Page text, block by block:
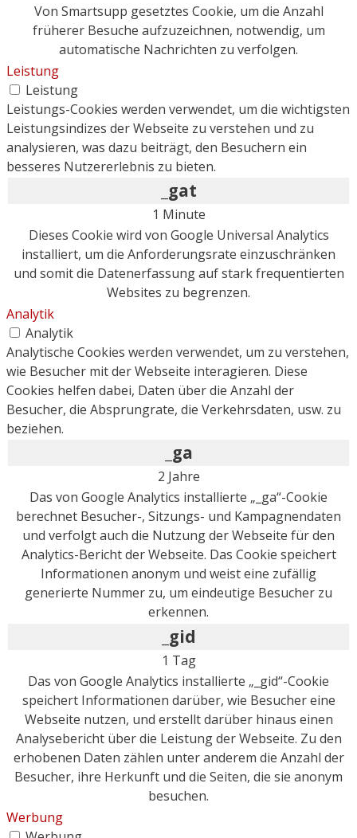
Von Smartsupp gesetztes Cookie, um die Anzahl
früherer Besuche aufzuzeichnen, notwendig, um
automatische Nachrichten zu verfolgen.
Leistung
Leistung
Leistungs-Cookies werden verwendet, um die wichtigsten
Leistungsindizes der Webseite zu verstehen und zu
analysieren, was dazu beiträgt, den Besuchern ein
besseres Nutzererlebnis zu bieten.
_gat
1 Minute
Dieses Cookie wird von Google Universal Analytics
installiert, um die Anforderungsrate einzuschränken
und somit die Datenerfassung auf stark frequentierten
Websites zu begrenzen.
Analytik
Analytik
Analytische Cookies werden verwendet, um zu verstehen,
wie Besucher mit der Webseite interagieren. Diese
Cookies helfen dabei, Daten über die Anzahl der
Besucher, die Absprungrate, die Verkehrsdaten, usw. zu
beziehen.
_ga
2 Jahre
Das von Google Analytics installierte „_ga“-Cookie
berechnet Besucher-, Sitzungs- und Kampagnendaten
und verfolgt auch die Nutzung der Webseite für den
Analytics-Bericht der Webseite. Das Cookie speichert
Informationen anonym und weist eine zufällig
generierte Nummer zu, um eindeutige Besucher zu
erkennen.
_gid
1 Tag
Das von Google Analytics installierte „_gid“-Cookie
speichert Informationen darüber, wie Besucher eine
Webseite nutzen, und erstellt darüber hinaus einen
Analysebericht über die Leistung der Webseite. Zu den
erhobenen Daten zählen unter anderem die Anzahl der
Besucher, ihre Herkunft und die Seiten, die sie anonym
besuchen.
Werbung